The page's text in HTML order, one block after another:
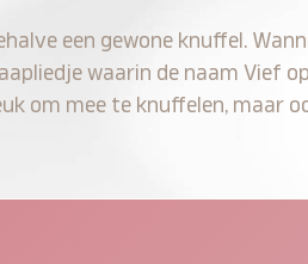
een gewone knuffel.
waarin de naam Vief
om mee te knuffelen, maar